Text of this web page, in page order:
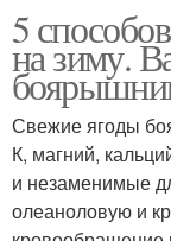
5
на зиму.
Свежие ягоды
К, магний,
и незаменимые
олеаноловую и